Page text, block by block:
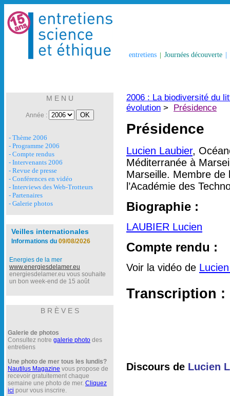
entretiens | Journées découverte
M E N U
Année :
- Thème 2006
- Programme 2006
- Compte rendus
- Intervenants 2006
- Revue de presse
- Conférences en vidéo
- Interviews des Web-Trotteurs
- Partenaires
- Galerie photos
Veilles internationales
Informations du 09/08/2026
Energies de la mer
www.energiesdelamer.eu
energiesdelamer.eu vous souhaite
un bon week-end de 15 août
B R È V E S
Galerie de photos
Consultez notre galerie photo des
entretiens
Une photo de mer tous les lundis?
Nautilus Magazine vous propose de
recevoir gratuitement chaque
semaine une photo de mer. Cliquez
ici pour vous inscrire.
2006 : La biodiversité du
évolution > Présidence
Présidence
Lucien Laubier,
Méditerranée à
Marseille. Membre de
l’Académie des
Biographie :
LAUBIER Lucien
Compte rendu :
Voir la vidéo de
Transcription :
Discours de Lucien